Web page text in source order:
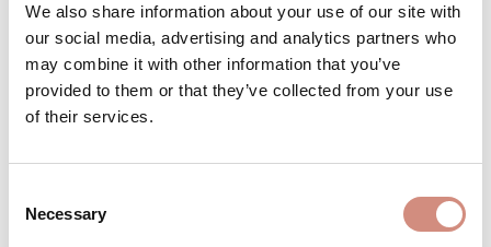
We also share information about your use of our site with
our social media, advertising and analytics partners who
may combine it with other information that you’ve
provided to them or that they’ve collected from your use
of their services.
Selection
Necessary
Gemacht für Kuschelmomente – dein neuer Liebling für
jeden Tag Ob zu Hause eingekuschelt im Wochenbett
mit deinem Neugebore…
BEWERTUNGEN
MATERIAL
PFLEGEHINWEISE